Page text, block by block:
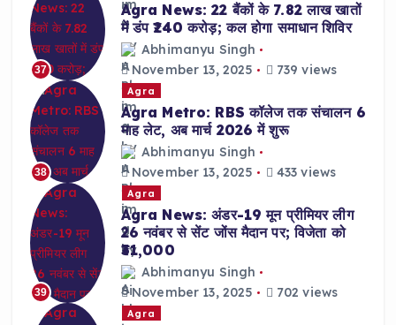
37
Agra News: 22 बैंकों के 7.82 लाख खातों
में डंप ₹240 करोड़; कल होगा समाधान शिविर
Abhimanyu Singh
November 13, 2025
739 views
38
Agra
Agra Metro: RBS कॉलेज तक संचालन 6
माह लेट, अब मार्च 2026 में शुरू
Abhimanyu Singh
November 13, 2025
433 views
39
Agra
Agra News: अंडर-19 मून प्रीमियर लीग
26 नवंबर से सेंट जोंस मैदान पर; विजेता को
₹31,000
Abhimanyu Singh
November 13, 2025
702 views
Agra